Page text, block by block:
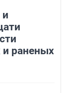
раненых